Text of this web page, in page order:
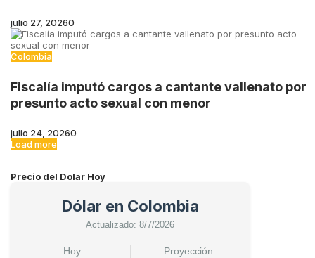
julio 27, 20260
Colombia
Fiscalía imputó cargos a cantante vallenato por
presunto acto sexual con menor
julio 24, 20260
Load more
Precio del Dolar Hoy
Dólar en Colombia
Actualizado: 8/7/2026
Hoy Proyección